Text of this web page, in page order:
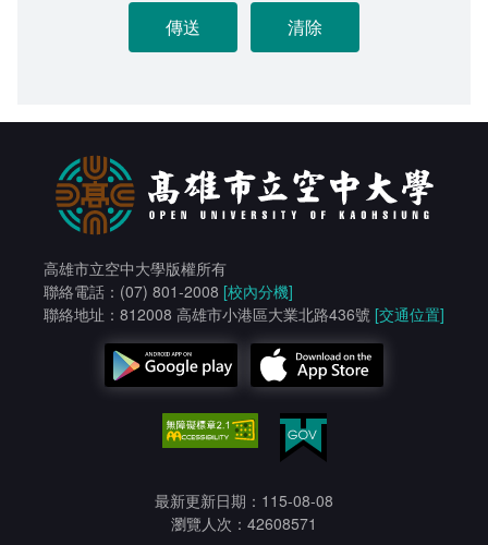
高雄市立空中大學版權所有
聯絡電話：(07) 801-2008 [校內分機]
聯絡地址：812008 高雄市小港區大業北路436號 [交通位置]
最新更新日期：115-08-08
瀏覽人次：42608571